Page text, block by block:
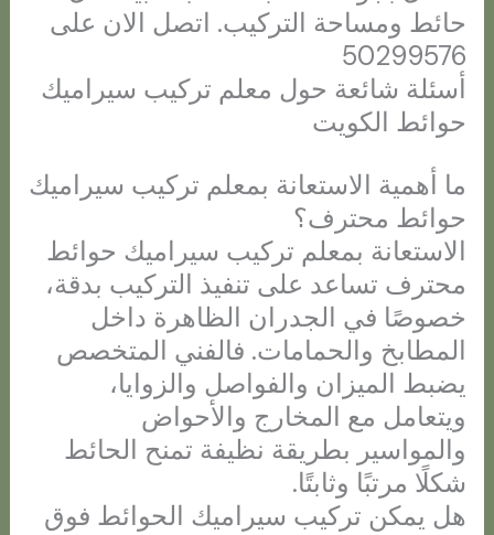
حائط ومساحة التركيب. اتصل الان على
50299576
أسئلة شائعة حول معلم تركيب سيراميك
حوائط الكويت
ما أهمية الاستعانة بمعلم تركيب سيراميك
حوائط محترف؟
الاستعانة بمعلم تركيب سيراميك حوائط
محترف تساعد على تنفيذ التركيب بدقة،
خصوصًا في الجدران الظاهرة داخل
المطابخ والحمامات. فالفني المتخصص
يضبط الميزان والفواصل والزوايا،
ويتعامل مع المخارج والأحواض
والمواسير بطريقة نظيفة تمنح الحائط
شكلًا مرتبًا وثابتًا.
هل يمكن تركيب سيراميك الحوائط فوق